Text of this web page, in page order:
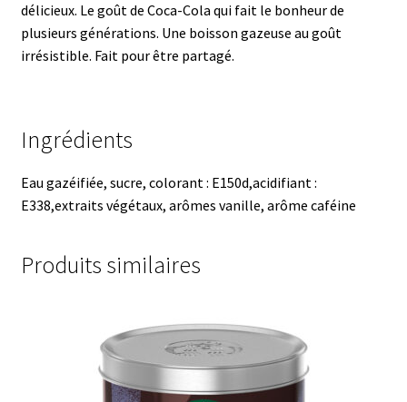
délicieux. Le goût de Coca-Cola qui fait le bonheur de
plusieurs générations. Une boisson gazeuse au goût
irrésistible. Fait pour être partagé.
Ingrédients
Eau gazéifiée, sucre, colorant : E150d,acidifiant :
E338,extraits végétaux, arômes vanille, arôme caféine
Produits similaires